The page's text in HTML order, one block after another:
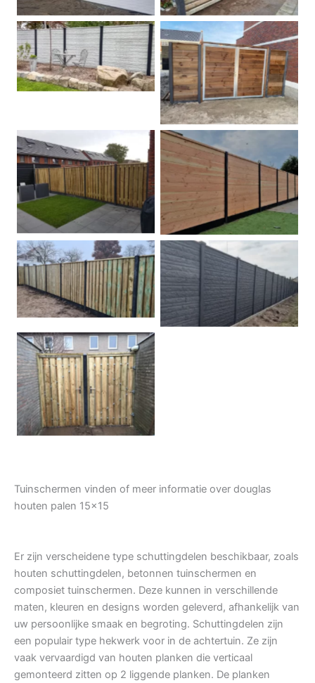
Betonschutting
Dubbele poort
Betonpalen schutting Douglas
Hout beton schuttingen Rots motief antraciet
Tuindeur grenen
Tuinschermen vinden of meer informatie over douglas
houten palen 15×15
Er zijn verscheidene type schuttingdelen beschikbaar, zoals
houten schuttingdelen, betonnen tuinschermen en
composiet tuinschermen. Deze kunnen in verschillende
maten, kleuren en designs worden geleverd, afhankelijk van
uw persoonlijke smaak en begroting. Schuttingdelen zijn
een populair type hekwerk voor in de achtertuin. Ze zijn
vaak vervaardigd van houten planken die verticaal
gemonteerd zitten op 2 liggende planken. De planken